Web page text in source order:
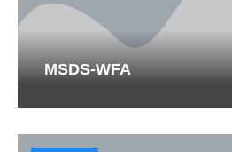
MSDS-WFA